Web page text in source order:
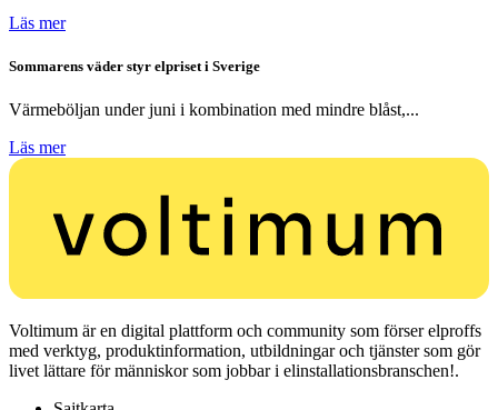
Läs mer
Sommarens väder styr elpriset i Sverige
Värmeböljan under juni i kombination med mindre blåst,...
Läs mer
Voltimum är en digital plattform och community som förser elproffs
med verktyg, produktinformation, utbildningar och tjänster som gör
livet lättare för människor som jobbar i elinstallationsbranschen!.